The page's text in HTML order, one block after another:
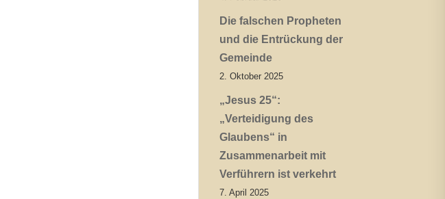
Die falschen Propheten
und die Entrückung der
Gemeinde
2. Oktober 2025
„Jesus 25“:
„Verteidigung des
Glaubens“ in
Zusammenarbeit mit
Verführern ist verkehrt
7. April 2025